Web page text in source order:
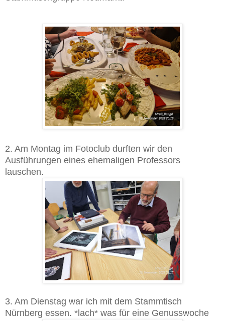
2. Am Montag im Fotoclub durften wir den
Ausführungen eines ehemaligen Professors
lauschen.
3. Am Dienstag war ich mit dem Stammtisch
Nürnberg essen. *lach* was für eine Genusswoche